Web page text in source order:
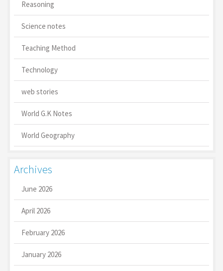
Reasoning
Science notes
Teaching Method
Technology
web stories
World G.K Notes
World Geography
Archives
June 2026
April 2026
February 2026
January 2026